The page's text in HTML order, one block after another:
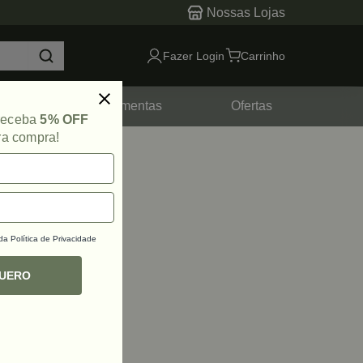
Nossas Lojas
Fazer Login Carrinho
Ferramentas
Ofertas
5% OFF
compra!
Política de Privacidade